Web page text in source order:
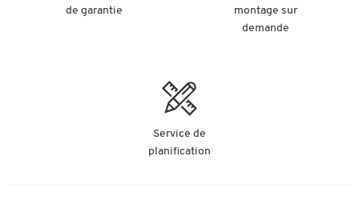
de garantie
montage sur
demande
Service de
planification